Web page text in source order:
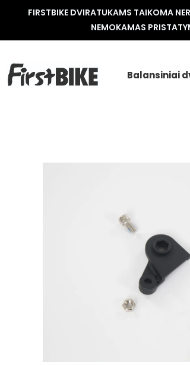
FIRSTBIKE DVIRATUKAMS TAIKOMA
NEMOKAMAS
Balansiniai